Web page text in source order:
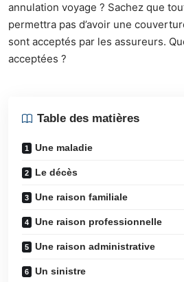
annulation voyage ? Sachez que
permettra pas d’avoir une
sont acceptés par les assureurs.
acceptées ?
Table des matières
Une maladie
Le décès
Une raison familiale
Une raison professionnelle
Une raison administrative
Un sinistre